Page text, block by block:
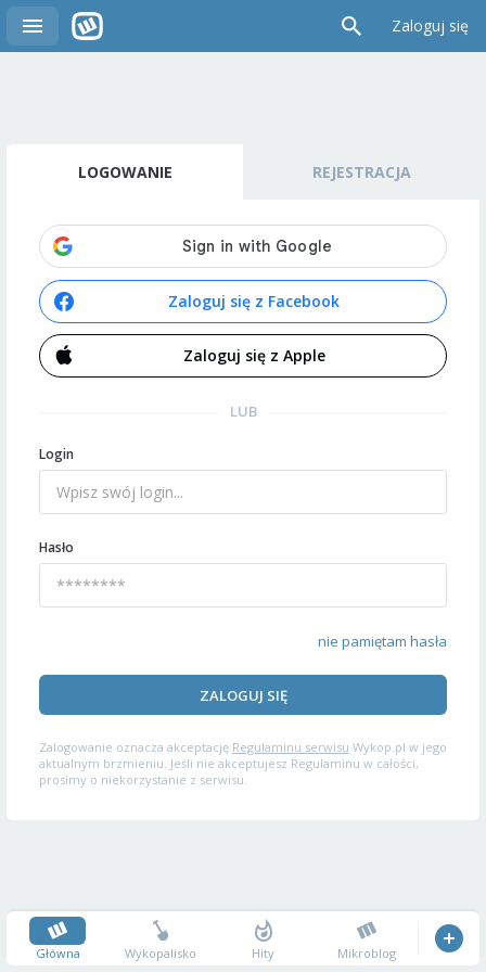
Zaloguj się
LOGOWANIE REJESTRACJA
Zaloguj się z Facebook
Zaloguj się z Apple
LUB
Login
Hasło
nie pamiętam hasła
ZALOGUJ SIĘ
Zalogowanie oznacza akceptację Regulaminu serwisu Wykop.pl w jego
aktualnym brzmieniu. Jeśli nie akceptujesz Regulaminu w całości,
prosimy o niekorzystanie z serwisu.
Główna Wykopalisko Hity Mikroblog